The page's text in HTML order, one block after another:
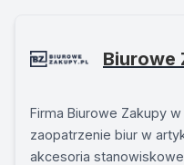
Biurowe
Firma Biurowe Zakupy
zaopatrzenie biur w
akcesoria